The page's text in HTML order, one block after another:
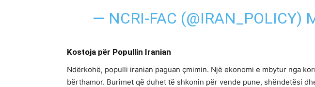
— NCRI-FAC (@IRAN_POLICY)
Kostoja për Popullin Iranian
Ndërkohë, populli iranian paguan çmimin. Një ekonomi e mbytur nga
bërthamor. Burimet që duhet të shkonin për vende pune, shëndetësi